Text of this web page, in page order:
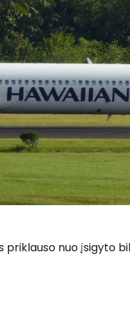
priklauso nuo įsigyto